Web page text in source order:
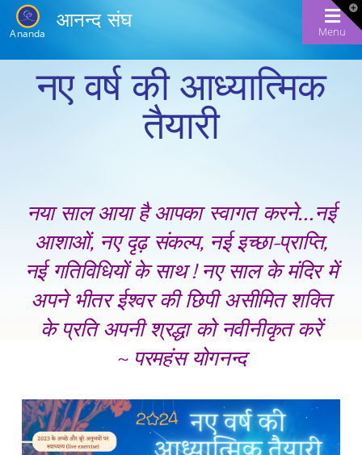
Ananda
आनन्द संघ
Menu
नए वर्ष की आध्यात्मिक
तैयारी
नया साल आया है आपका स्वागत करने…नई
आशाओं, नए दृढ़ संकल्प, नई इच्छा-प्राप्ति,
नई गतिविधियों के साथ ! नए साल के मंदिर में
अपने भीतर ईश्वर की छिपी असीमित शक्ति
के प्रति अपनी श्रद्धा को नवीनीकृत करें
~ परमहंस योगनन्द